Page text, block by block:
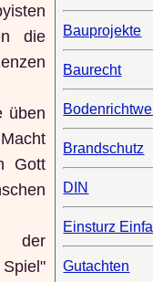
die
üben
Gott
der
Bauprojekte
Baurecht
Brandschutz
DIN
Einsturz
Gutachten